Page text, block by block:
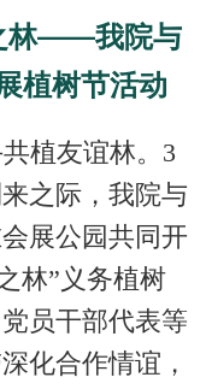
林——我院与
植树节活动
植友谊林。3
之际，我院与
展公园共同开
林”义务植树
员干部代表等
化合作情谊，